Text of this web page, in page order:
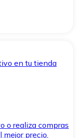
en tu tienda
o realiza compras
mejor precio.